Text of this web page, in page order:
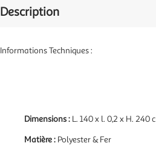
Description
Informations Techniques :
Dimensions : L. 140 x l. 0,2 x H. 240
Matière : Polyester & Fer